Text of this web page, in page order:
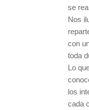
se
Nos
con
toda
Lo
los
cada